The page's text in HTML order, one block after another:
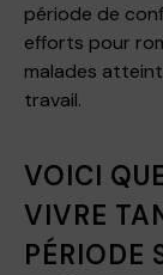
période de
efforts pour
malades
travail.
VOICI
VIVRE
PÉRIODE